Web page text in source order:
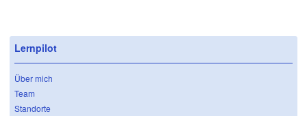
Lernpilot
Über mich
Team
Standorte